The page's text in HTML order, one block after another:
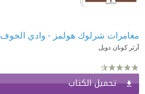
مغامرات شرلوك هولمز - وادي الخوف 1
آرثر كونان دويل
تحميل الكتاب